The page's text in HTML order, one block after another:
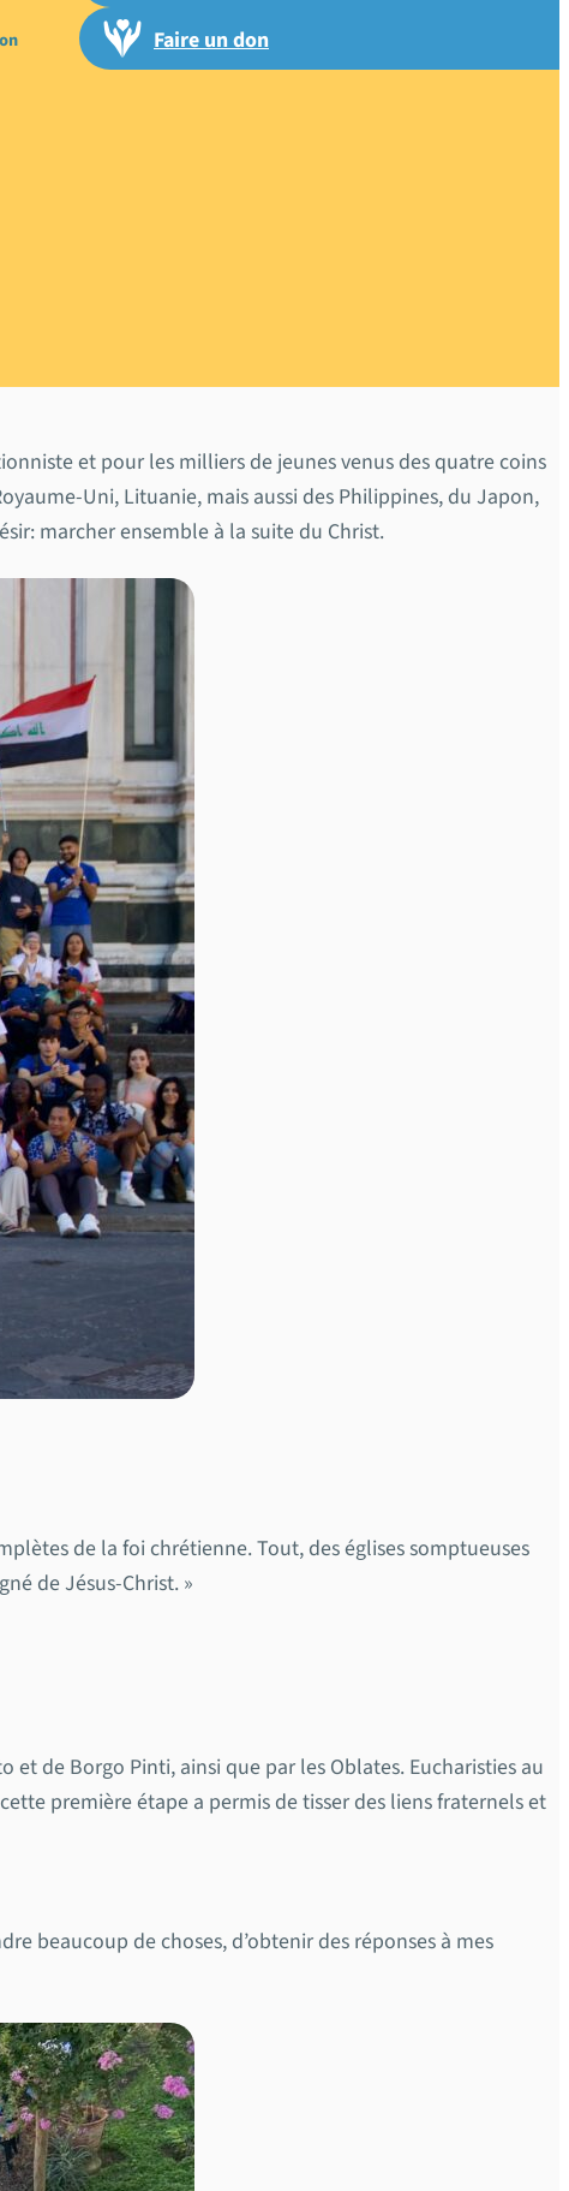
Faire un don
et pour les milliers de jeunes venus des quatre coins
Uni, Lituanie, mais aussi des Philippines, du Japon,
marcher ensemble à la suite du Christ.
de la foi chrétienne. Tout, des églises somptueuses
de Jésus-Christ. »
de Borgo Pinti, ainsi que par les Oblates. Eucharisties au
première étape a permis de tisser des liens fraternels et
beaucoup de choses, d’obtenir des réponses à mes